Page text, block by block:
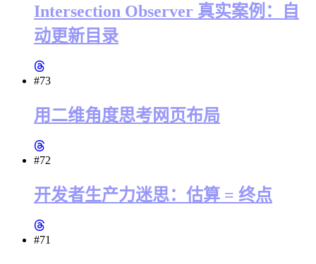
Intersection Observer 真实案例：自
动更新目录
#73
用二维角度思考网页布局
#72
开发者生产力迷思：估算 = 终点
#71